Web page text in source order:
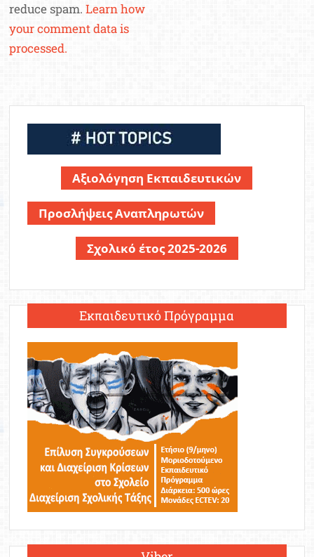
reduce spam.Learn how
your comment data is
processed.
Αξιολόγηση Εκπαιδευτικών
Προσλήψεις Αναπληρωτών
Σχολικό έτος 2025-2026
Εκπαιδευτικό Πρόγραμμα